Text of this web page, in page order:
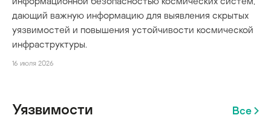
дающий важную информацию для выявления скрытых
уязвимостей и повышения устойчивости космической
инфраструктуры.
16 июля 2026
Уязвимости Все